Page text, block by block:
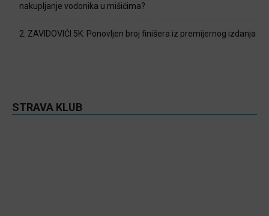
nakupljanje vodonika u mišićima?
2. ZAVIDOVIĆI 5K: Ponovljen broj finišera iz premijernog izdanja
STRAVA KLUB